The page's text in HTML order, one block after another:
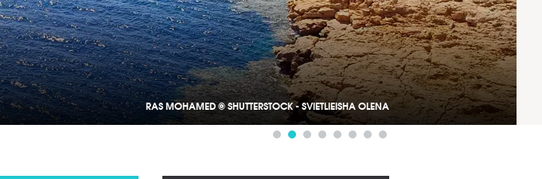
RAS MOHAMED © SHUTTERSTOCK - SVIETLIEISHA OLENA